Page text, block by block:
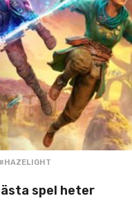
#HAZELIGHT
spel heter